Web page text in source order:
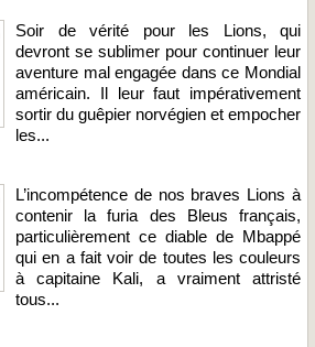
Soir de vérité pour les Lions, qui
devront se sublimer pour continuer leur
aventure mal engagée dans ce Mondial
américain. Il leur faut impérativement
sortir du guêpier norvégien et empocher
les...
L’incompétence de nos braves Lions à
contenir la furia des Bleus français,
particulièrement ce diable de Mbappé
qui en a fait voir de toutes les couleurs
à capitaine Kali, a vraiment attristé
tous...